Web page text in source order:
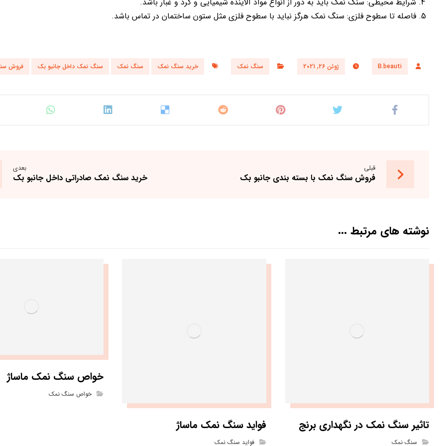
فاصله تا سطوح فلزی: سنگ نمک هرگز نباید با سطوح فلزی مثل ستون ساختمان در تماس باشد.
B.beauti ژوئن 26, 2021 سنگ نمک خرید سنگ نمک سنگ نمک سنگ نمک داخل جانبو بک فروش
قبلی
فروش سنگ نمک با بسته بندی جانبو بک
بعدی
خرید سنگ نمک صادراتی داخل جانبو بک
نوشته های مرتبط ...
تاثیر سنگ نمک در نگهداری برنج
سنگ نمک
فواید سنگ نمک ماساژ
فواید سنگ نمک
خواص سنگ نمک ماساژ
خواص سنگ نمک